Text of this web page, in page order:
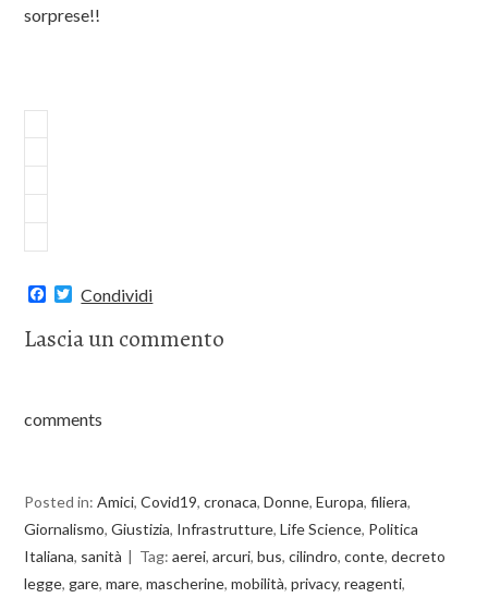
sorprese!!
F
e
k
T
w
t
Condividi
Lascia un commento
comments
Posted in:Amici,Covid19,cronaca,Donne,Europa,filiera,
Giornalismo,Giustizia, Infrastrutture,Life Science, Politica
Italiana, sanità Tag:aerei,arcuri,bus,cilindro,conte,decreto
legge, gare,mare,mascherine,mobilità,privacy,reagenti,